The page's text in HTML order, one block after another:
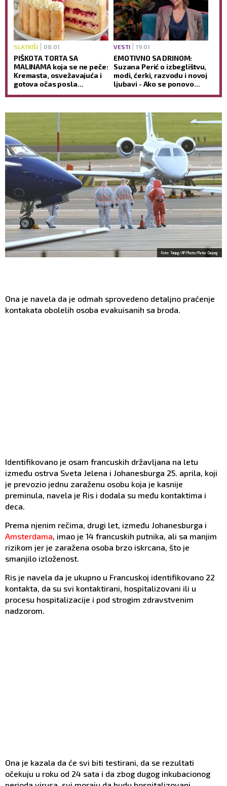
SLATKIŠI 08:01
PIŠKOTA TORTA SA
MALINAMA koja se ne peče:
Kremasta, osvežavajuća i
gotova očas posla
VESTI 19:01
EMOTIVNO SA DRINOM:
Suzana Perić o izbeglištvu,
modi, ćerki, razvodu i novoj
ljubavi - Ako se ponovo
Foto: Tanjug/AP Photo/Peter Dejong
Ona je navela da je odmah sprovedeno detaljno praćenje
kontakata obolelih osoba evakuisanih sa broda.
Identifikovano je osam francuskih državljana na letu
između ostrva Sveta Jelena i Johanesburga 25. aprila, koji
je prevozio jednu zaraženu osobu koja je kasnije
preminula, navela je Ris i dodala su među kontaktima i
deca.
Prema njenim rečima, drugi let, između Johanesburga i
Amsterdama , imao je 14 francuskih putnika, ali sa manjim
rizikom jer je zaražena osoba brzo iskrcana, što je
smanjilo izloženost.
Ris je navela da je ukupno u Francuskoj identifikovano 22
kontakta, da su svi kontaktirani, hospitalizovani ili u
procesu hospitalizacije i pod strogim zdravstvenim
nadzorom.
Ona je kazala da će svi biti testirani, da se rezultati
očekuju u roku od 24 sata i da zbog dugog inkubacionog